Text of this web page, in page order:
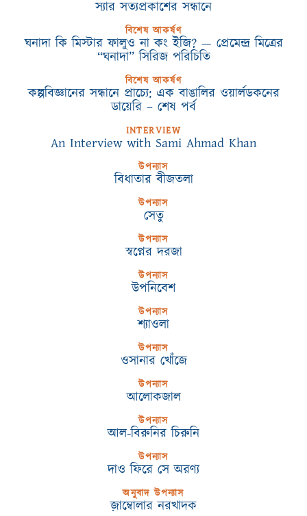
স্যার সত্যপ্রকাশের সন্ধানে
বিশেষ আকর্ষণ
ঘনাদা কি মিস্টার ফালুও না কং ইজি? — প্রেমেন্দ্র মিত্রের
“ঘনাদা” সিরিজ পরিচিতি
বিশেষ আকর্ষণ
কল্পবিজ্ঞানের সন্ধানে প্রাচ্যে: এক বাঙালির ওয়ার্লডকনের
ডায়েরি – শেষ পর্ব
INTERVIEW
An Interview with Sami Ahmad Khan
উপন্যাস
বিধাতার বীজতলা
উপন্যাস
সেতু
উপন্যাস
স্বপ্নের দরজা
উপন্যাস
উপনিবেশ
উপন্যাস
শ্যাওলা
উপন্যাস
ওসানার খোঁজে
উপন্যাস
আলোকজাল
উপন্যাস
আল-বিরুনির চিরুনি
উপন্যাস
দাও ফিরে সে অরণ্য
অনুবাদ উপন্যাস
জ়াম্বোলার নরখাদক